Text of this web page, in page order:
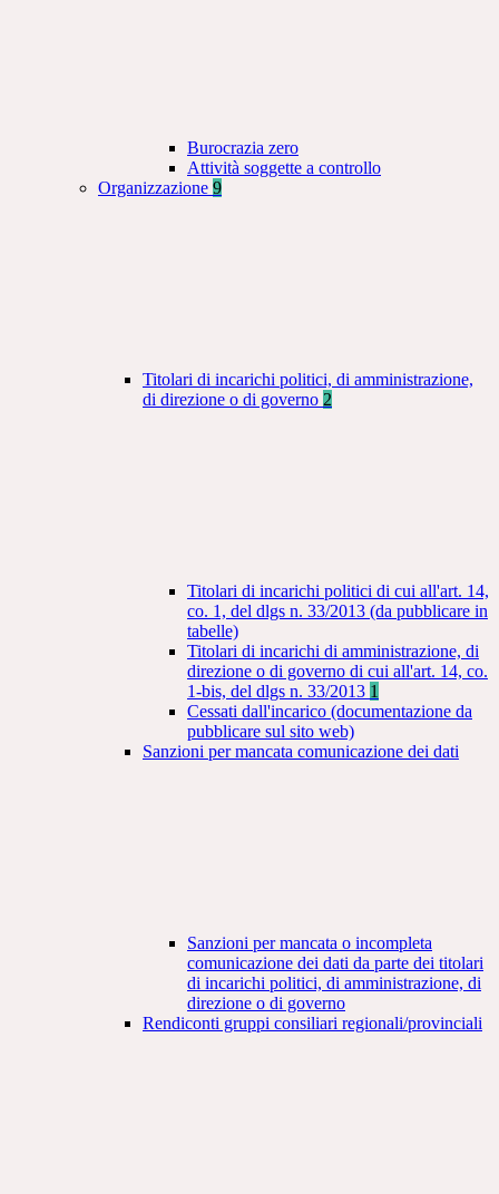
Burocrazia zero
Attività soggette a controllo
Organizzazione 9
Titolari di incarichi politici, di amministrazione,
di direzione o di governo 2
Titolari di incarichi politici di cui all'art. 14,
co. 1, del dlgs n. 33/2013 (da pubblicare in
tabelle)
Titolari di incarichi di amministrazione, di
direzione o di governo di cui all'art. 14, co.
1-bis, del dlgs n. 33/2013 1
Cessati dall'incarico (documentazione da
pubblicare sul sito web)
Sanzioni per mancata comunicazione dei dati
Sanzioni per mancata o incompleta
comunicazione dei dati da parte dei titolari
di incarichi politici, di amministrazione, di
direzione o di governo
Rendiconti gruppi consiliari regionali/provinciali